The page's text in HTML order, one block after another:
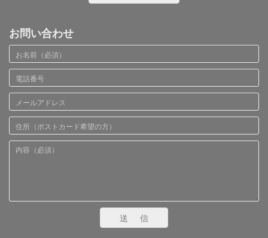
お問い合わせ
送信